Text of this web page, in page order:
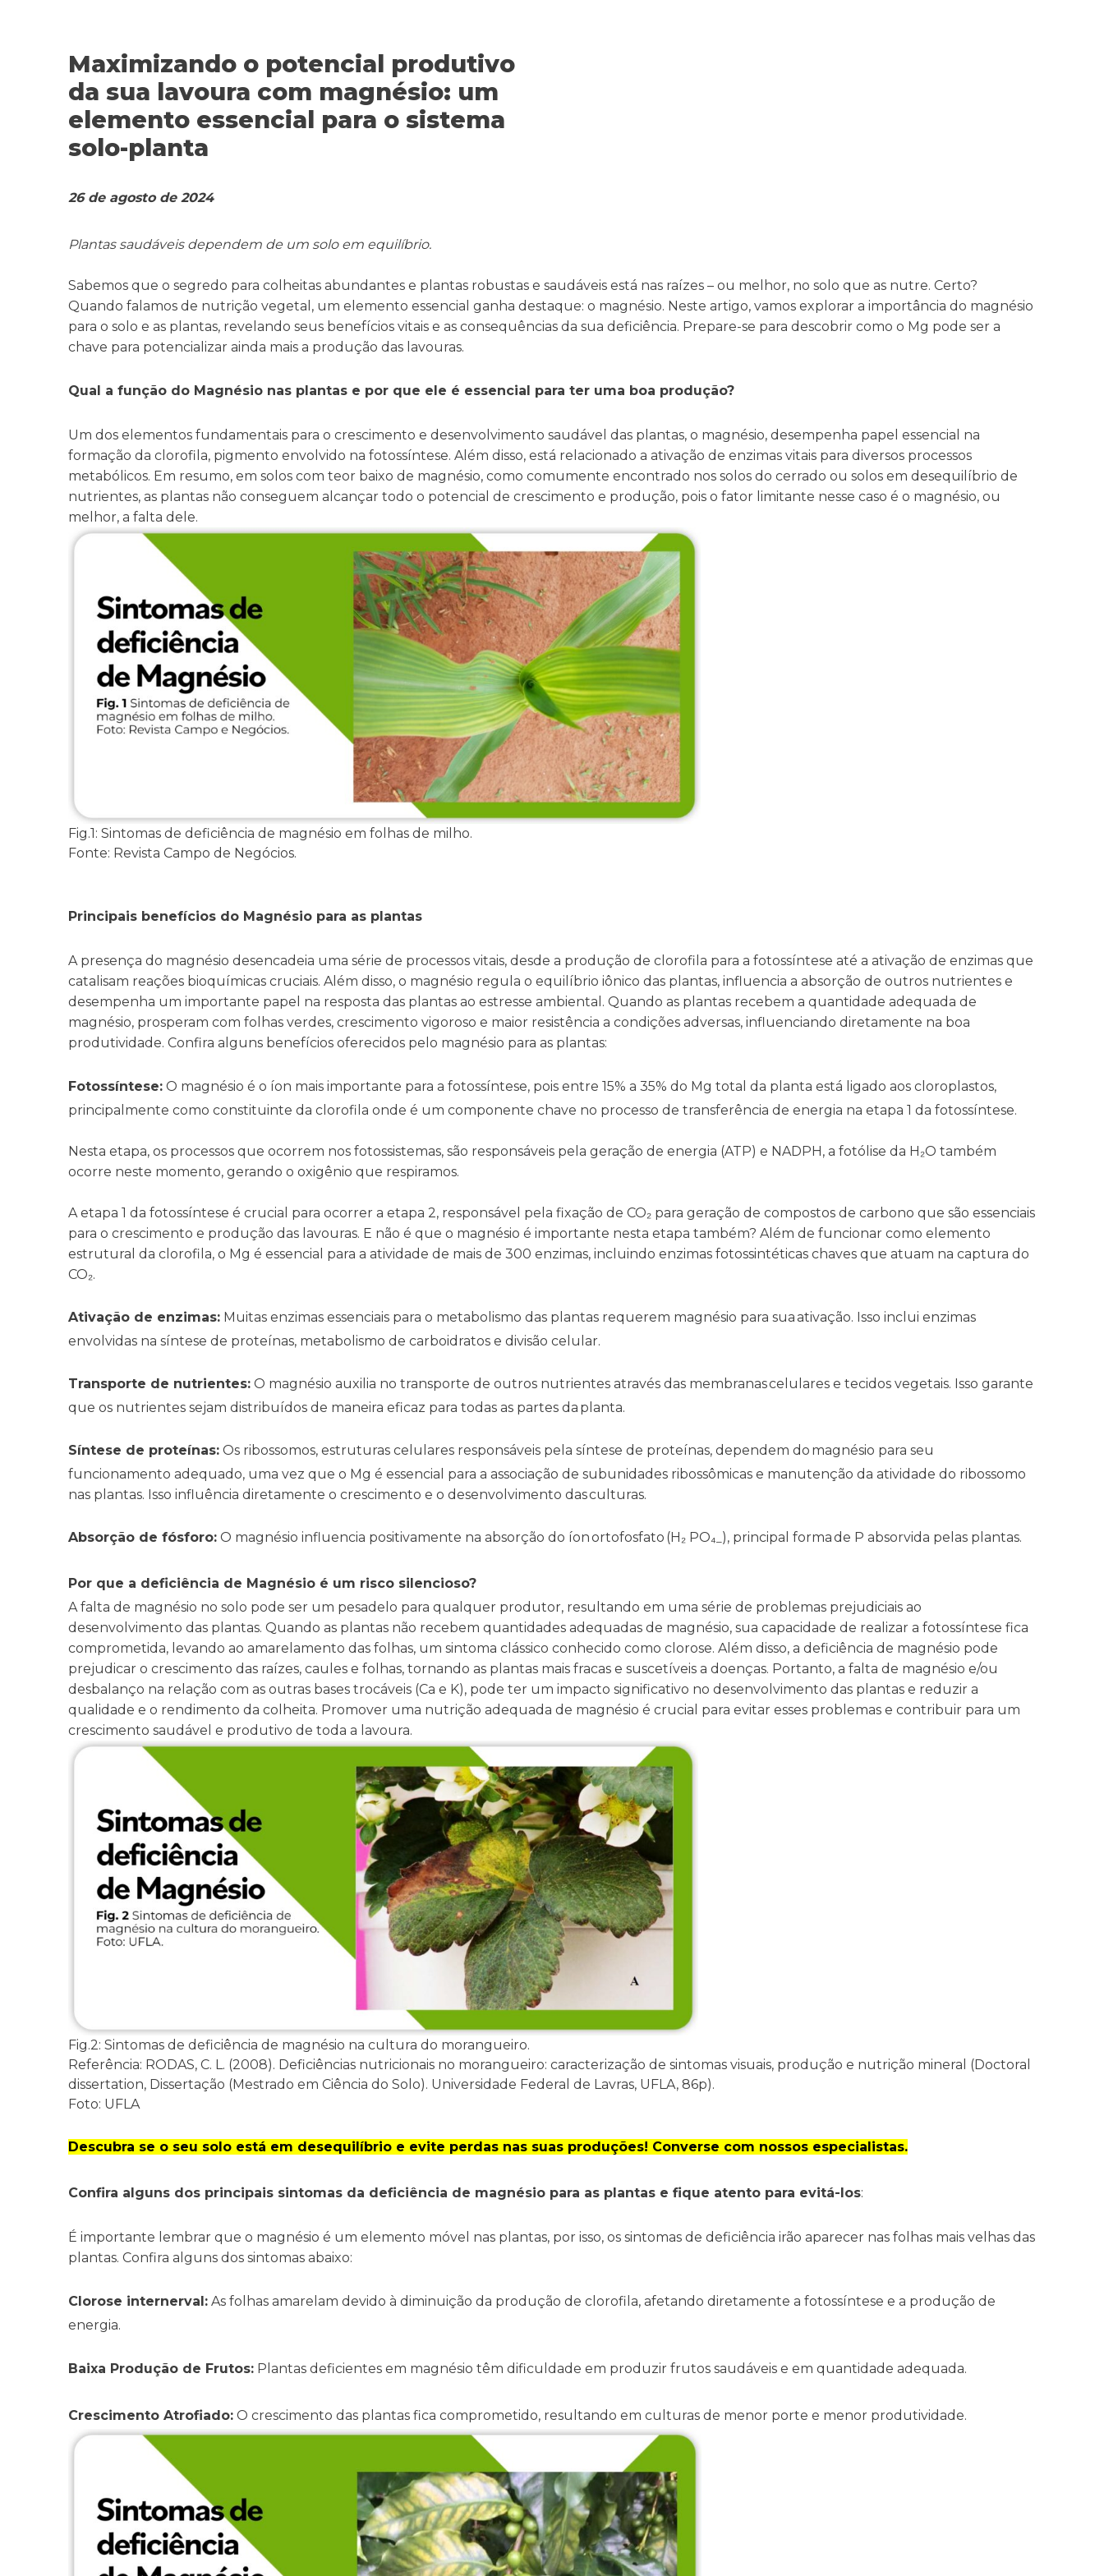
Maximizando o potencial produtivo
da sua lavoura com magnésio: um
elemento essencial para o sistema
solo-planta
26 de agosto de 2024
Plantas saudáveis dependem de um solo em equilíbrio.
Sabemos que o segredo para colheitas abundantes e plantas robustas e saudáveis está nas raízes – ou melhor, no solo que as nutre. Certo?
Quando falamos de nutrição vegetal, um elemento essencial ganha destaque: o magnésio. Neste artigo, vamos explorar a importância do magnésio
para o solo e as plantas, revelando seus benefícios vitais e as consequências da sua deficiência. Prepare-se para descobrir como o Mg pode ser a
chave para potencializar ainda mais a produção das lavouras.
Qual a função do Magnésio nas plantas e por que ele é essencial para ter uma boa produção?
Um dos elementos fundamentais para o crescimento e desenvolvimento saudável das plantas, o magnésio, desempenha papel essencial na
formação da clorofila, pigmento envolvido na fotossíntese. Além disso, está relacionado a ativação de enzimas vitais para diversos processos
metabólicos. Em resumo, em solos com teor baixo de magnésio, como comumente encontrado nos solos do cerrado ou solos em desequilíbrio de
nutrientes, as plantas não conseguem alcançar todo o potencial de crescimento e produção, pois o fator limitante nesse caso é o magnésio, ou
melhor, a falta dele.
Fig.1: Sintomas de deficiência de magnésio em folhas de milho.
Fonte: Revista Campo de Negócios.
Principais benefícios do Magnésio para as plantas
A presença do magnésio desencadeia uma série de processos vitais, desde a produção de clorofila para a fotossíntese até a ativação de enzimas que
catalisam reações bioquímicas cruciais. Além disso, o magnésio regula o equilíbrio iônico das plantas, influencia a absorção de outros nutrientes e
desempenha um importante papel na resposta das plantas ao estresse ambiental. Quando as plantas recebem a quantidade adequada de
magnésio, prosperam com folhas verdes, crescimento vigoroso e maior resistência a condições adversas, influenciando diretamente na boa
produtividade. Confira alguns benefícios oferecidos pelo magnésio para as plantas:
Fotossíntese: O magnésio é o íon mais importante para a fotossíntese, pois entre 15% a 35% do Mg total da planta está ligado aos cloroplastos,
principalmente como constituinte da clorofila onde é um componente chave no processo de transferência de energia na etapa 1 da fotossíntese.
Nesta etapa, os processos que ocorrem nos fotossistemas, são responsáveis pela geração de energia (ATP) e NADPH, a fotólise da H₂O também
ocorre neste momento, gerando o oxigênio que respiramos.
A etapa 1 da fotossíntese é crucial para ocorrer a etapa 2, responsável pela fixação de CO₂ para geração de compostos de carbono que são essenciais
para o crescimento e produção das lavouras. E não é que o magnésio é importante nesta etapa também? Além de funcionar como elemento
estrutural da clorofila, o Mg é essencial para a atividade de mais de 300 enzimas, incluindo enzimas fotossintéticas chaves que atuam na captura do
CO₂.
Ativação de enzimas: Muitas enzimas essenciais para o metabolismo das plantas requerem magnésio para sua ativação. Isso inclui enzimas
envolvidas na síntese de proteínas, metabolismo de carboidratos e divisão celular.​
Transporte de nutrientes: O magnésio auxilia no transporte de outros nutrientes através das membranas celulares e tecidos vegetais. Isso garante
que os nutrientes sejam distribuídos de maneira eficaz para todas as partes da planta.​
Síntese de proteínas: Os ribossomos, estruturas celulares responsáveis pela síntese de proteínas, dependem do magnésio para seu
funcionamento adequado, uma vez que o Mg é essencial para a associação de subunidades ribossômicas e manutenção da atividade do ribossomo
nas plantas. Isso influência diretamente o crescimento e o desenvolvimento das culturas.​
Absorção de fósforo: O magnésio influencia positivamente na absorção do íon ortofosfato (H₂ PO₄–), principal forma de P absorvida pelas plantas.​
Por que a deficiência de Magnésio é um risco silencioso?
A falta de magnésio no solo pode ser um pesadelo para qualquer produtor, resultando em uma série de problemas prejudiciais ao
desenvolvimento das plantas. Quando as plantas não recebem quantidades adequadas de magnésio, sua capacidade de realizar a fotossíntese fica
comprometida, levando ao amarelamento das folhas, um sintoma clássico conhecido como clorose. Além disso, a deficiência de magnésio pode
prejudicar o crescimento das raízes, caules e folhas, tornando as plantas mais fracas e suscetíveis a doenças. Portanto, a falta de magnésio e/ou
desbalanço na relação com as outras bases trocáveis (Ca e K), pode ter um impacto significativo no desenvolvimento das plantas e reduzir a
qualidade e o rendimento da colheita. Promover uma nutrição adequada de magnésio é crucial para evitar esses problemas e contribuir para um
crescimento saudável e produtivo de toda a lavoura.
Fig.2: Sintomas de deficiência de magnésio na cultura do morangueiro.
Referência: RODAS, C. L. (2008). Deficiências nutricionais no morangueiro: caracterização de sintomas visuais, produção e nutrição mineral (Doctoral
dissertation, Dissertação (Mestrado em Ciência do Solo). Universidade Federal de Lavras, UFLA, 86p).
Foto: UFLA
Descubra se o seu solo está em desequilíbrio e evite perdas nas suas produções! Converse com nossos especialistas.
Confira alguns dos principais sintomas da deficiência de magnésio para as plantas e fique atento para evitá-los:
É importante lembrar que o magnésio é um elemento móvel nas plantas, por isso, os sintomas de deficiência irão aparecer nas folhas mais velhas das
plantas. Confira alguns dos sintomas abaixo:
Clorose internerval: As folhas amarelam devido à diminuição da produção de clorofila, afetando diretamente a fotossíntese e a produção de
energia.
Baixa Produção de Frutos: Plantas deficientes em magnésio têm dificuldade em produzir frutos saudáveis e em quantidade adequada.
Crescimento Atrofiado: O crescimento das plantas fica comprometido, resultando em culturas de menor porte e menor produtividade.